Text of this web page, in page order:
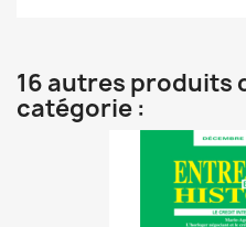
16 autres produits
catégorie :